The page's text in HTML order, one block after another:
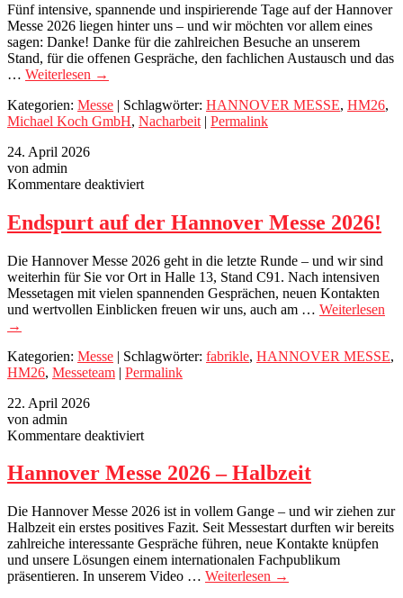
Danke!
Fünf intensive, spannende und inspirierende Tage auf der Hannover
Messe 2026 liegen hinter uns – und wir möchten vor allem eines
sagen: Danke! Danke für die zahlreichen Besuche an unserem
Stand, für die offenen Gespräche, den fachlichen Austausch und das
… Weiterlesen →
Kategorien: Messe | Schlagwörter: HANNOVER MESSE, HM26,
Michael Koch GmbH, Nacharbeit | Permalink
24. April 2026
von admin
Kommentare deaktiviertfür
auf
der
Messe
2026!
Endspurt auf der Hannover Messe 2026!
Die Hannover Messe 2026 geht in die letzte Runde – und wir sind
weiterhin für Sie vor Ort in Halle 13, Stand C91. Nach intensiven
Messetagen mit vielen spannenden Gesprächen, neuen Kontakten
und wertvollen Einblicken freuen wir uns, auch am … Weiterlesen
→
Kategorien: Messe | Schlagwörter: fabrikle, HANNOVER MESSE,
HM26, Messeteam | Permalink
22. April 2026
von admin
Kommentare deaktiviertfür
Messe
2026
Halbzeit
Hannover Messe 2026 – Halbzeit
Die Hannover Messe 2026 ist in vollem Gange – und wir ziehen zur
Halbzeit ein erstes positives Fazit. Seit Messestart durften wir bereits
zahlreiche interessante Gespräche führen, neue Kontakte knüpfen
und unsere Lösungen einem internationalen Fachpublikum
präsentieren. In unserem Video … Weiterlesen →